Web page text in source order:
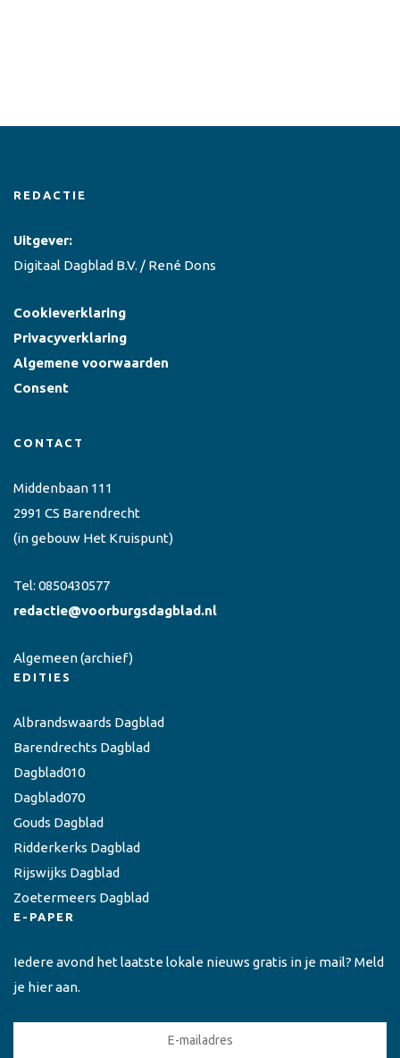
REDACTIE
Uitgever:
Digitaal Dagblad B.V. / René Dons
Cookieverklaring
Privacyverklaring
Algemene voorwaarden
Consent
CONTACT
Middenbaan 111
2991 CS Barendrecht
(in gebouw Het Kruispunt)
Tel: 0850430577
redactie@voorburgsdagblad.nl
Algemeen(archief)
EDITIES
Albrandswaards Dagblad
Barendrechts Dagblad
Dagblad010
Dagblad070
Gouds Dagblad
Ridderkerks Dagblad
Rijswijks Dagblad
Zoetermeers Dagblad
E-PAPER
Iedere avond het laatste lokale nieuws gratis in je mail? Meld
je hier aan.